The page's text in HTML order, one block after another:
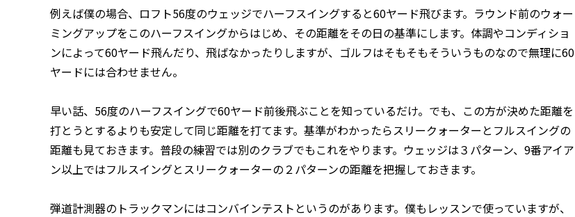
例えば僕の場合、ロフト56度のウェッジでハーフスイングすると60ヤード飛びます。ラウンド前のウォー
ミングアップをこのハーフスイングからはじめ、その距離をその日の基準にします。体調やコンディショ
ンによって60ヤード飛んだり、飛ばなかったりしますが、ゴルフはそもそもそういうものなので無理に60
ヤードには合わせません。
早い話、56度のハーフスイングで60ヤード前後飛ぶことを知っているだけ。でも、この方が決めた距離を
打とうとするよりも安定して同じ距離を打てます。基準がわかったらスリークォーターとフルスイングの
距離も見ておきます。普段の練習では別のクラブでもこれをやります。ウェッジは３パターン、9番アイア
ン以上ではフルスイングとスリークォーターの２パターンの距離を把握しておきます。
弾道計測器のトラックマンにはコンバインテストというのがあります。僕もレッスンで使っていますが、